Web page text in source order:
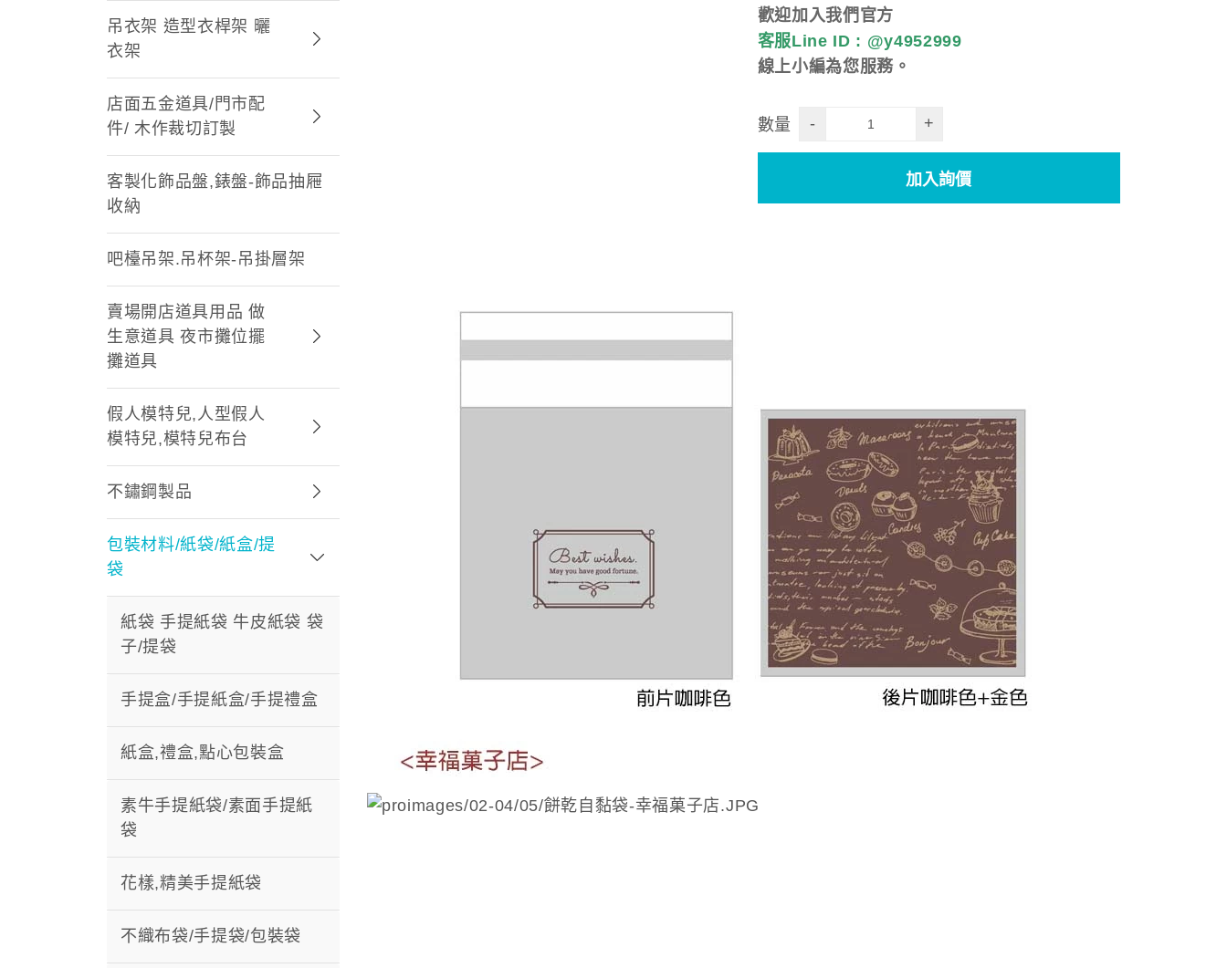
吊衣架 造型衣桿架 曬
衣架
店面五金道具/門市配
件/ 木作裁切訂製
客製化飾品盤,錶盤-飾品抽屜
收納
吧檯吊架.吊杯架-吊掛層架
賣場開店道具用品 做
生意道具 夜市攤位擺
攤道具
假人模特兒,人型假人
模特兒,模特兒布台
不鏽鋼製品
包裝材料/紙袋/紙盒/提
袋
紙袋 手提紙袋 牛皮紙袋 袋
子/提袋
手提盒/手提紙盒/手提禮盒
紙盒,禮盒,點心包裝盒
素牛手提紙袋/素面手提紙
袋
花樣,精美手提紙袋
不織布袋/手提袋/包裝袋
歡迎加入我們官方
客服Line ID : @y4952999
線上小編為您服務。
數量 - +
加入詢價